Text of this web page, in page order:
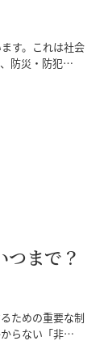
す。これは社会
防災・防犯…
つまで？
ための重要な制
からない「非…